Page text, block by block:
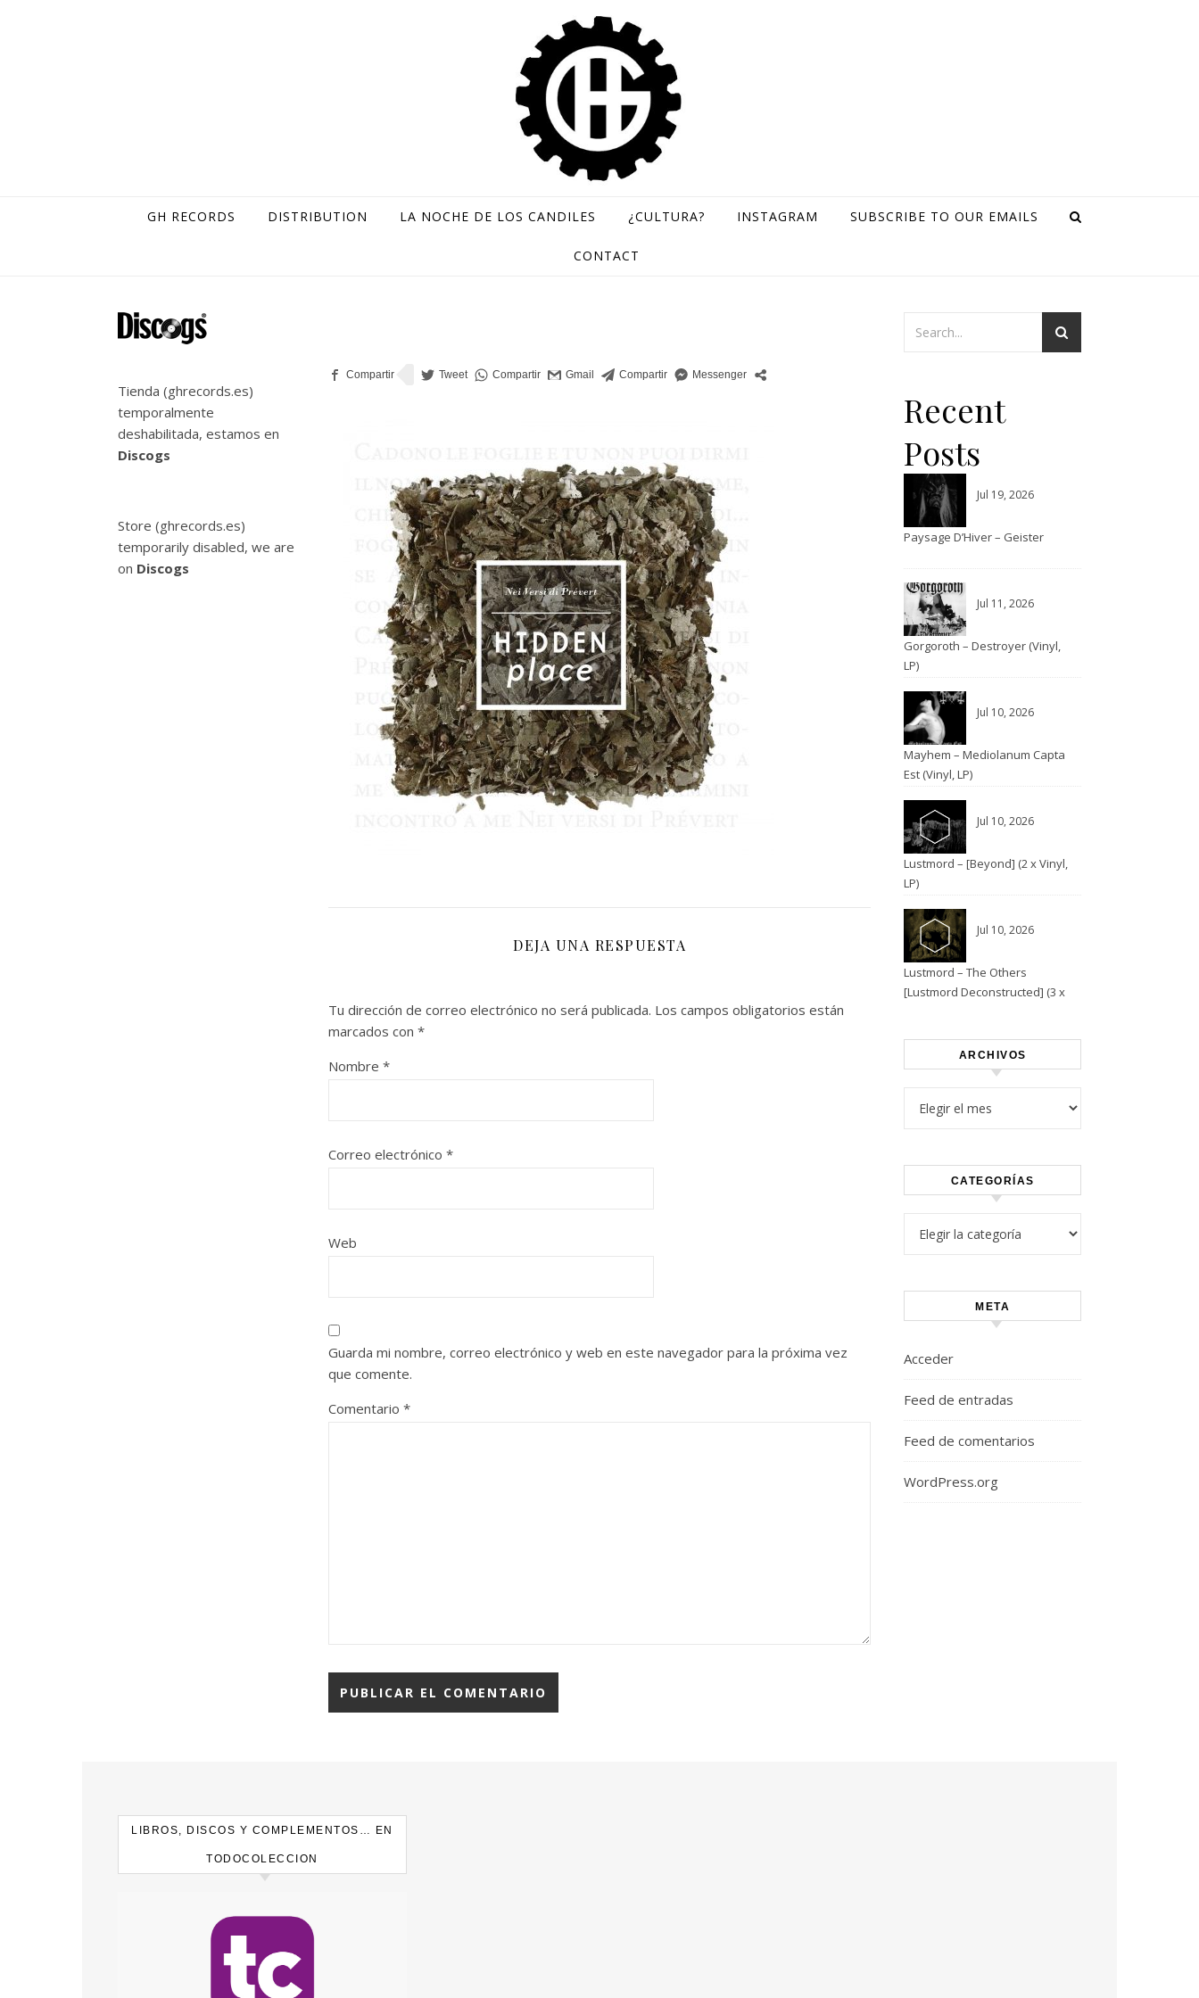
GH Records / Sello de música rara
GH RECORDS DISTRIBUTION LA NOCHE DE LOS CANDILES ¿CULTURA? INSTAGRAM SUBSCRIBE TO OUR EMAILS
CONTACT
Tienda (ghrecords.es)
temporalmente
deshabilitada, estamos en
Discogs
Store (ghrecords.es)
temporarily disabled, we are
on Discogs
DEJA UNA RESPUESTA
Tu dirección de correo electrónico no será publicada. Los campos obligatorios están
marcados con *
Nombre *
Correo electrónico *
Web
Guarda mi nombre, correo electrónico y web en este navegador para la próxima vez
que comente.
Comentario *
Recent
Posts
Jul 19, 2026
Paysage D’Hiver – Geister
Jul 11, 2026
Gorgoroth – Destroyer (Vinyl,
LP)
Jul 10, 2026
Mayhem – Mediolanum Capta
Est (Vinyl, LP)
Jul 10, 2026
Lustmord – [Beyond] (2 x Vinyl,
LP)
Jul 10, 2026
Lustmord – The Others
[Lustmord Deconstructed] (3 x
ARCHIVOS
CATEGORÍAS
META
Acceder
Feed de entradas
Feed de comentarios
WordPress.org
LIBROS, DISCOS Y COMPLEMENTOS… EN
TODOCOLECCION